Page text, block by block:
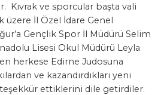
Kıvrak ve sporcular başta vali
üzere İl Özel İdare Genel
Gençlik Spor İl Müdürü Selim
Lisesi Okul Müdürü Leyla
herkese Edirne Judosuna
ve kazandırdıkları yeni
ettiklerini dile getirdiler.